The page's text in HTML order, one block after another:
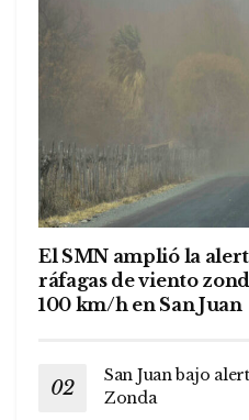
El SMN amplió la
ráfagas de viento
100 km/h en San Juan
San Juan bajo
Zonda